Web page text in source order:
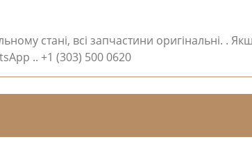
стані, всі запчастини оригінальні. .
.. +1 (303) 500 0620